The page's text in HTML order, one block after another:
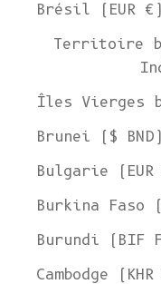
Brésil (EUR €)
Territoire
Îles Vierges
Brunei ($ BND)
Bulgarie (EUR
Burkina Faso
Burundi (BIF
Cambodge (KHR